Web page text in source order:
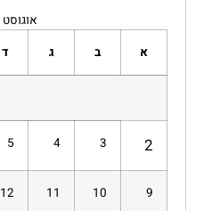
אוגוסט 2026
א
ב ג ד
2
3
4
5
9
10
11
12